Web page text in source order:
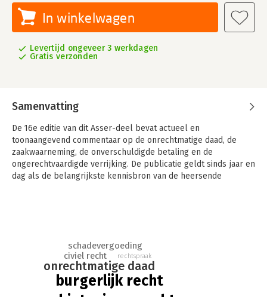
In winkelwagen
Levertijd ongeveer 3 werkdagen
Gratis verzonden
Samenvatting
De 16e editie van dit Asser-deel bevat actueel en
toonaangevend commentaar op de onrechtmatige daad, de
zaakwaarneming, de onverschuldigde betaling en de
ongerechtvaardigde verrijking. De publicatie geldt sinds jaar en
dag als de belangrijkste kennisbron van de heersende
onrechtmatige daad of overeenkomst) van het BW.
Zoals u mag verwachten, geeft het werk systematisch,
weloverwogen en grondig commentaar op belangrijke
leerstukken binnen het verbintenissenrecht. Aan de orde
burgerlijk recht
onrechtmatige daad
civiel recht
schadevergoeding
rechtspraak